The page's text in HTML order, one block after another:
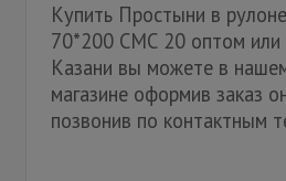
Купить Простыни в
70*200 СМС 20 оптом или
Казани вы можете в
магазине оформив заказ
позвонив по контактным